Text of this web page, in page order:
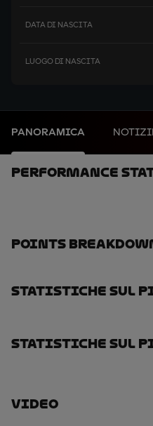
DATA DI NASCITA
LUOGO DI NASCITA
PANORAMICA
Performance
Points
Statistiche Sul
Statistiche Sul
Video